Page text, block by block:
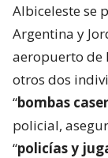
Albiceleste se
Argentina y
aeropuerto de
otros dos
“bombas
policial,
“policías y